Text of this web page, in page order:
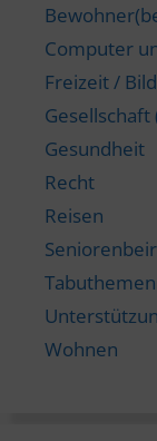
Computer
Freizeit /
Gesellschaft
Gesundheit
Recht
Reisen
Tabuthemen
Wohnen